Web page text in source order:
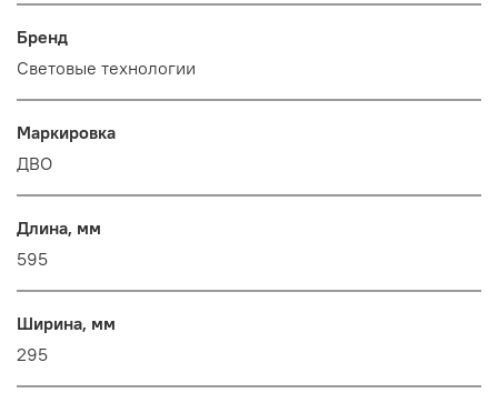
Бренд
Световые технологии
Маркировка
ДВО
Длина, мм
595
Ширина, мм
295